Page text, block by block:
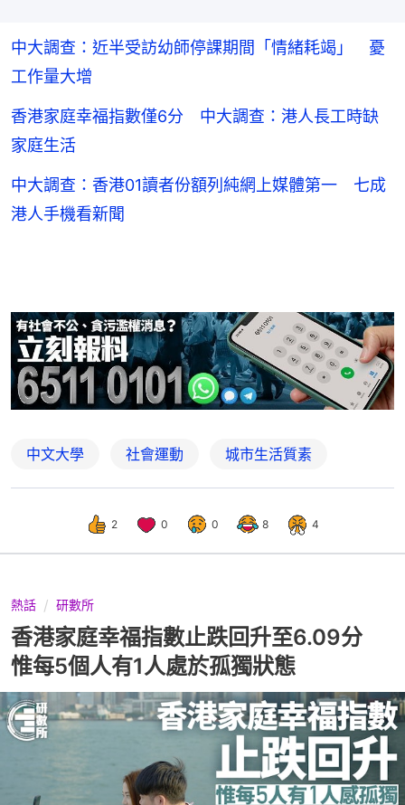
中大調查：近半受訪幼師停課期間「情緒耗竭」 憂
工作量大增
香港家庭幸福指數僅6分 中大調查：港人長工時缺
家庭生活
中大調查：香港01讀者份額列純網上媒體第一 七成
港人手機看新聞
中文大學 社會運動 城市生活質素
2 0 0 8 4
熱話 研數所
香港家庭幸福指數止跌回升至6.09分
惟每5個人有1人處於孤獨狀態